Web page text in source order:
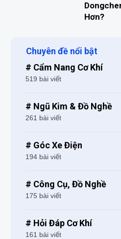
Hơn?
Chuyên đề nổi bật
# Cẩm Nang Cơ Khí
519 bài viết
# Ngũ Kim & Đồ Nghề
261 bài viết
# Góc Xe Điện
194 bài viết
# Công Cụ, Đồ Nghề
175 bài viết
# Hỏi Đáp Cơ Khí
161 bài viết